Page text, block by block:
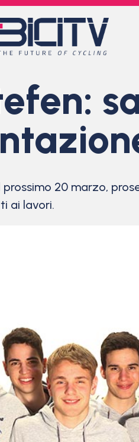
20 marzo,
ai lavori.